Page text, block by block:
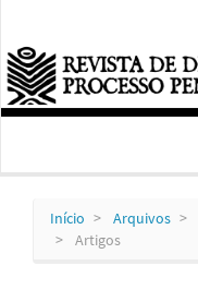
Conteúdo
principal
Barra
Lateral
Início Arquivos
Artigos